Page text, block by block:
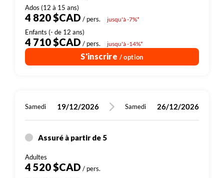
4 820 $CAD / pers. jusqu'à -7%*
4 710 $CAD / pers. jusqu'à -14%*
S'inscrire / option
Samedi 19/12/2026 Samedi 26/12/2026
Assuré à partir de 5
4 520 $CAD / pers.